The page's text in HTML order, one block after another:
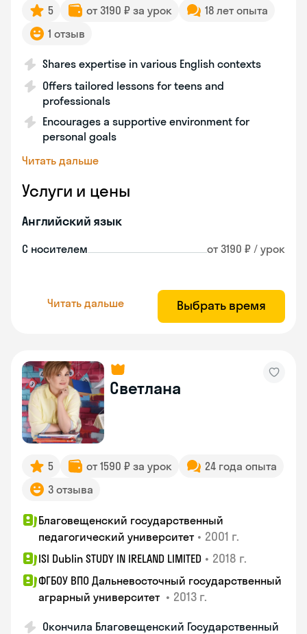
5 от 3190 ₽ за урок
18 лет опыта
1 отзыв
Shares expertise in various English contexts
Offers tailored lessons for teens and
professionals
Encourages a supportive environment for
personal goals
Читать дальше
Услуги и цены
Английский язык
С носителем от 3190 ₽ / урок
Читать дальше Выбрать время
Светлана
5 от 1590 ₽ за урок
24 года опыта
3 отзыва
Благовещенский государственный
педагогический университет • 2001 г.
ISI Dublin STUDY IN IRELAND LIMITED • 2018 г.
ФГБОУ ВПО Дальневосточный государственный
аграрный университет • 2013 г.
Окончила Благовещенский Государственный